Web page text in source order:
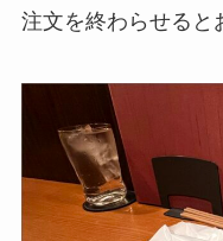
注文を終わらせると